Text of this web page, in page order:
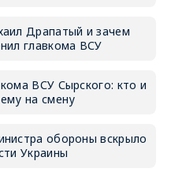
Драпатый и зачем
главкома ВСУ
ВСУ Сырского: кто и
на смену
обороны вскрыло
Украины